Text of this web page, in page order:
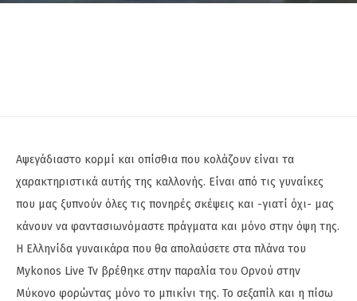
Αψεγάδιαστο κορμί και οπίσθια που κολάζουν είναι τα
χαρακτηριστικά αυτής της καλλονής. Είναι από τις γυναίκες
που μας ξυπνούν όλες τις πονηρές σκέψεις και -γιατί όχι- μας
κάνουν να φαντασιωνόμαστε πράγματα και μόνο στην όψη της.
Η Ελληνίδα γυναικάρα που θα απολαύσετε στα πλάνα του
Mykonos Live Tv βρέθηκε στην παραλία του Ορνού στην
Μύκονο φορώντας μόνο το μπικίνι της. Το σεξαπίλ και η πίσω